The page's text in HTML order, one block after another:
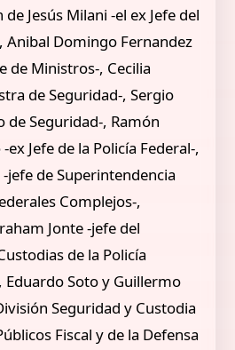
Jesús Milani -el ex Jefe del
Anibal Domingo Fernandez
de Ministros-, Cecilia
de Seguridad-, Sergio
de Seguridad-, Ramón
Jefe de la Policía Federal-,
jefe de Superintendencia
Complejos-,
Jonte -jefe del
de la Policía
Eduardo Soto y Guillermo
Seguridad y Custodia
Fiscal y de la Defensa